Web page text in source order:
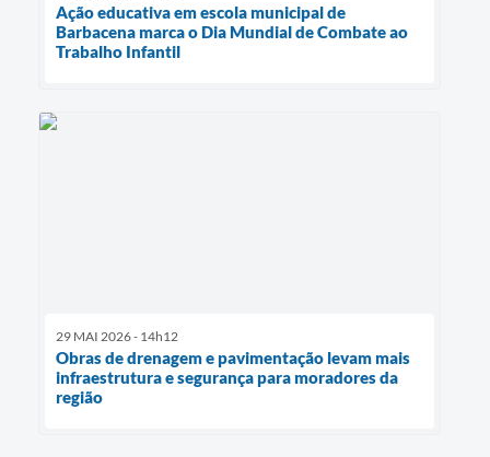
Ação educativa em escola municipal de
Barbacena marca o Dia Mundial de Combate ao
Trabalho Infantil
29 MAI 2026 - 14h12
Obras de drenagem e pavimentação levam mais
infraestrutura e segurança para moradores da
região